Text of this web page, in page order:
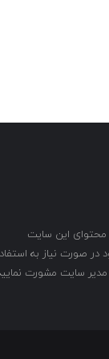
این سایت
صورت نیاز به
مدیر سایت مشورت